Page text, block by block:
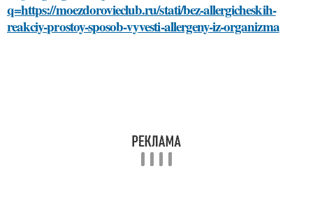
q=https://moezdorovieclub.ru/stati/bez-allergicheskih-
reakciy-prostoy-sposob-vyvesti-allergeny-iz-organizma